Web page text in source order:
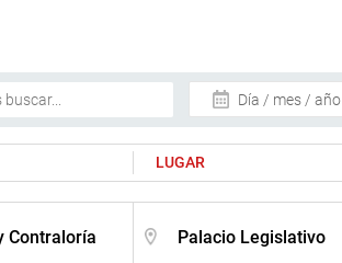
Día / mes / año
LUGAR
Contraloría
Palacio Legislativo